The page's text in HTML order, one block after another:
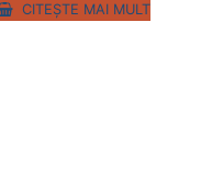
CITEȘTE MAI MULT